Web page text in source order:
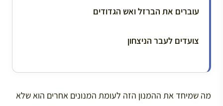
עוברים את הברזל ואש הגדודים
צועדים לעבר הניצחון
מה שמיחד את ההמנון הזה לעומת המנונים אחרים הוא שלא